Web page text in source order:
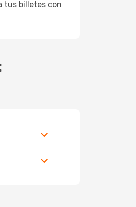
tus billetes con